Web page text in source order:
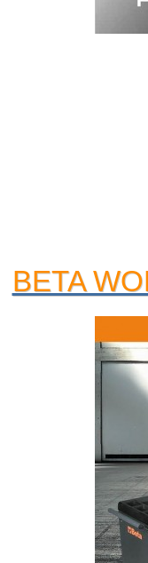
BETA